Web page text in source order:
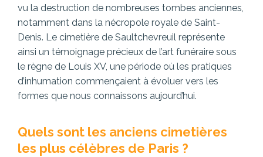
vu la destruction de nombreuses tombes anciennes,
notamment dans la nécropole royale de Saint-
Denis. Le cimetière de Saultchevreuil représente
ainsi un témoignage précieux de l’art funéraire sous
le règne de Louis XV, une période où les pratiques
d’inhumation commençaient à évoluer vers les
formes que nous connaissons aujourd’hui.
Quels sont les anciens cimetières
les plus célèbres de Paris ?